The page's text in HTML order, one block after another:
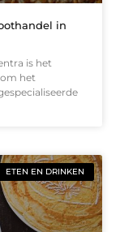
in
is het
het
ETEN EN DRINKEN